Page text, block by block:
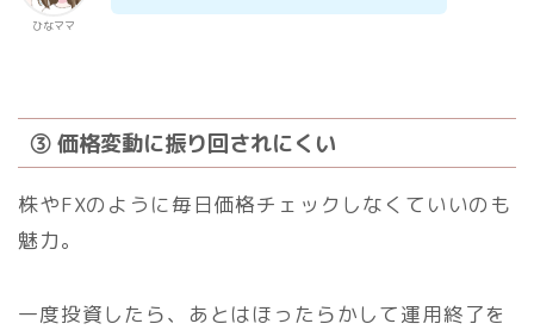
ひなママ
③ 価格変動に振り回されにくい
株やFXのように毎日価格チェックしなくていいのも
魅力。
一度投資したら、あとはほったらかして運用終了を